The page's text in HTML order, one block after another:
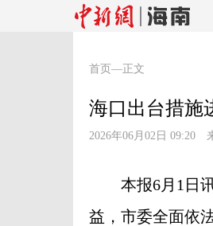
首页 —正文
海口出台措施
2026年06月02日 09:20
本报6月1日讯(
益，市委全面依